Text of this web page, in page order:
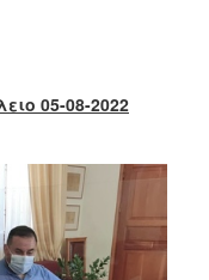
05-08-2022